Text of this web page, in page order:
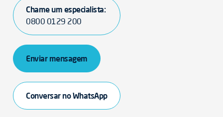
Chame um especialista:
0800 0129 200
Enviar mensagem
Conversar no WhatsApp